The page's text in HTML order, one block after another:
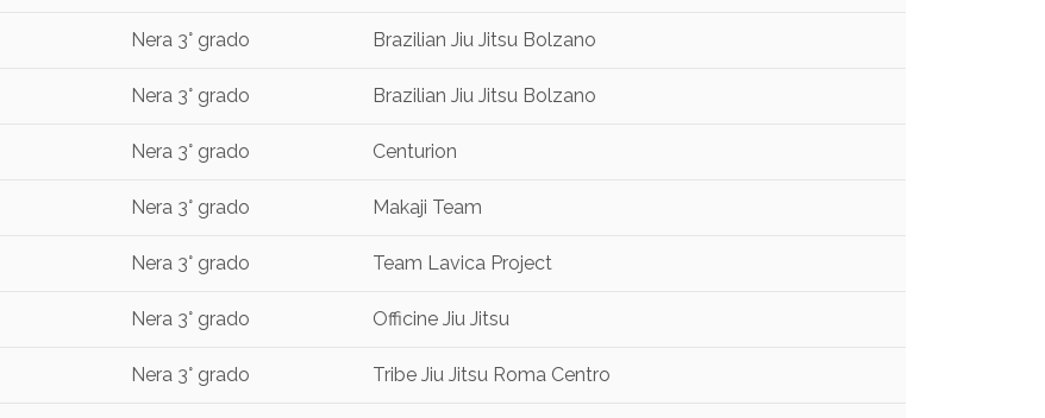
Nera 3° grado Brazilian Jiu Jitsu Bolzano
Nera 3° grado Brazilian Jiu Jitsu Bolzano
Nera 3° grado Centurion
Nera 3° grado Makaji Team
Nera 3° grado Team Lavica Project
Nera 3° grado Officine Jiu Jitsu
Nera 3° grado Tribe Jiu Jitsu Roma Centro